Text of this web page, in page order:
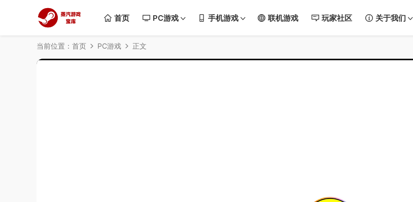
首页 PC游戏 手机游戏 联机游戏 玩家社区 关于我们
当前位置： 首页 PC游戏 正文
50% 75% 100%